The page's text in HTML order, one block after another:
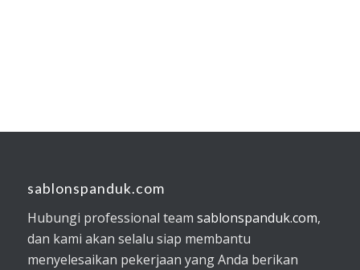
sablonspanduk.com
Hubungi professional team sablonspanduk.com,
dan kami akan selalu siap membantu
menyelesaikan pekerjaan yang Anda berikan